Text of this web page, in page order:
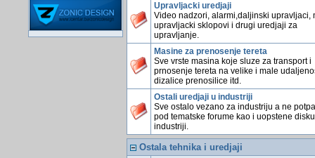
Upravljacki uredjaji
Video nadzori, alarmi,daljinski upravljaci,
upravljacki sklopovi i drugi uredjaji za
upravljanje.
Masine za prenosenje tereta
Sve vrste masina koje sluze za transport i
prnosenje tereta na velike i male
dizalice prenosilice itd.
Ostali uredjaji u industriji
Sve ostalo vezano za industriju a ne
pod tematske forume kao i uopstene
industriji.
Ostala tehnika i uredjaji